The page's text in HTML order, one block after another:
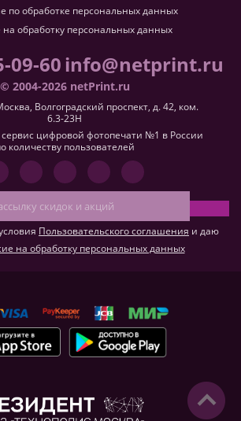
по обработке персональных данных
на обработку персональных данных
09-60info@netprint.ru
© 2004-2026 netPrint.ru
Волгоградский проспект, д. 42, ком.
6.3-23H
цифровой фотопечати №1 в России
количеству пользователей
Пользовательского соглашения и даю
на обработку персональных данных